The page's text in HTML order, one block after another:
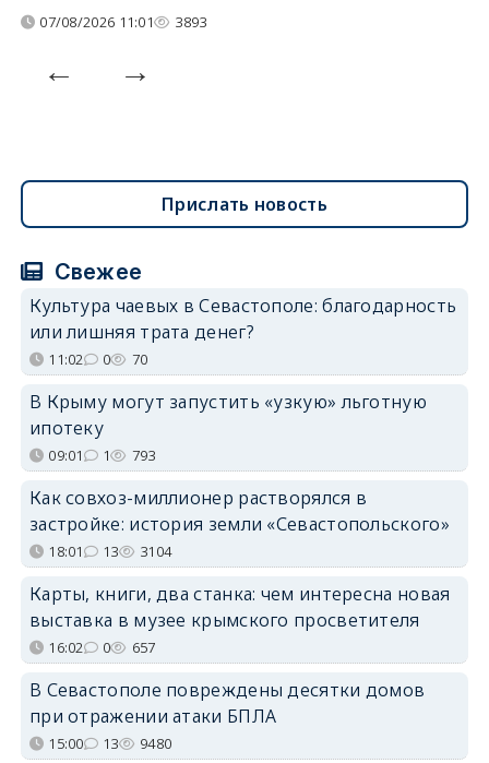
07/08/2026 11:01 3893
Прислать новость
Свежее
Культура чаевых в Севастополе: благодарность
или лишняя трата денег?
11:02 0 70
В Крыму могут запустить «узкую» льготную
ипотеку
09:01 1 793
Как совхоз-миллионер растворялся в
застройке: история земли «Севастопольского»
18:01 13 3104
Карты, книги, два станка: чем интересна новая
выставка в музее крымского просветителя
16:02 0 657
В Севастополе повреждены десятки домов
при отражении атаки БПЛА
15:00 13 9480